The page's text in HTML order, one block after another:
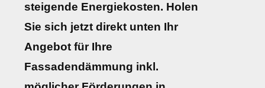
steigende Energiekosten. Holen
Sie sich jetzt direkt unten Ihr
Angebot für Ihre
Fassadendämmung inkl.